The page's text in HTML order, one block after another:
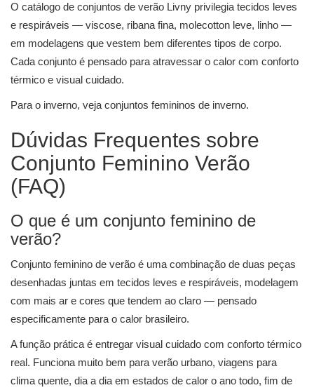
O catálogo de conjuntos de verão Livny privilegia tecidos leves
e respiráveis — viscose, ribana fina, molecotton leve, linho —
em modelagens que vestem bem diferentes tipos de corpo.
Cada conjunto é pensado para atravessar o calor com conforto
térmico e visual cuidado.
Para o inverno, veja conjuntos femininos de inverno.
Dúvidas Frequentes sobre
Conjunto Feminino Verão
(FAQ)
O que é um conjunto feminino de
verão?
Conjunto feminino de verão é uma combinação de duas peças
desenhadas juntas em tecidos leves e respiráveis, modelagem
com mais ar e cores que tendem ao claro — pensado
especificamente para o calor brasileiro.
A função prática é entregar visual cuidado com conforto térmico
real. Funciona muito bem para verão urbano, viagens para
clima quente, dia a dia em estados de calor o ano todo, fim de